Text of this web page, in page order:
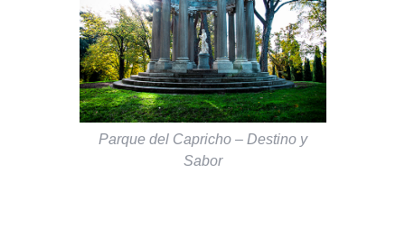
Parque del Capricho – Destino y
Sabor